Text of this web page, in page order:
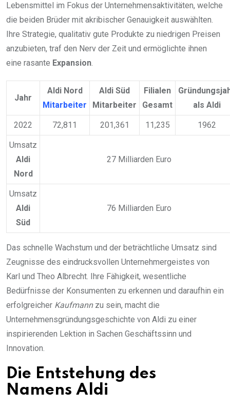
Lebensmittel im Fokus der Unternehmensaktivitäten, welche
die beiden Brüder mit akribischer Genauigkeit auswählten.
Ihre Strategie, qualitativ gute Produkte zu niedrigen Preisen
anzubieten, traf den Nerv der Zeit und ermöglichte ihnen
eine rasante Expansion.
Jahr
Aldi Nord
Mitarbeiter
Aldi Süd
Mitarbeiter
Filialen
Gesamt
als Aldi
2022 72,811 201,361 11,235 1962
Umsatz
Aldi
Nord
27 Milliarden Euro
Umsatz
Aldi
Süd
76 Milliarden Euro
Das schnelle Wachstum und der beträchtliche Umsatz sind
Zeugnisse des eindrucksvollen Unternehmergeistes von
Karl und Theo Albrecht. Ihre Fähigkeit, wesentliche
Bedürfnisse der Konsumenten zu erkennen und daraufhin ein
erfolgreicher Kaufmannzu sein, macht die
Unternehmensgründungsgeschichte von Aldi zu einer
inspirierenden Lektion in Sachen Geschäftssinn und
Innovation.
Die Entstehung des
Namens Aldi